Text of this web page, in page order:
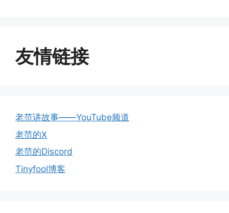
友情链接
老范讲故事——YouTube频道
老范的X
老范的Discord
Tinyfool博客